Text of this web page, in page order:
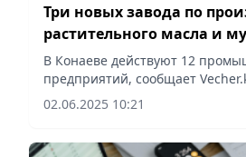
Три новых завода по
растительного масла и
Конаеве
В Конаеве действуют 12
предприятий, сообщает
02.06.2025 10:21